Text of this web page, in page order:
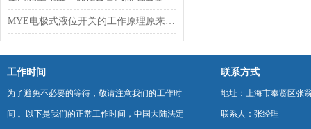
MYE电极式液位开关的工作原理原来是这样的
工作时间
为了避免不必要的等待，敬请注意我们的工作时
间 。以下是我们的正常工作时间，中国大陆法定
联系方式
地址：上海市奉贤区张
联系人：张经理